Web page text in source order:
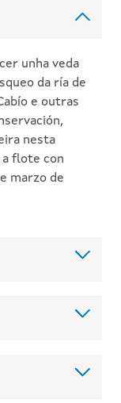
unha veda
da ría de
e outras
nesta
a flote con
marzo de